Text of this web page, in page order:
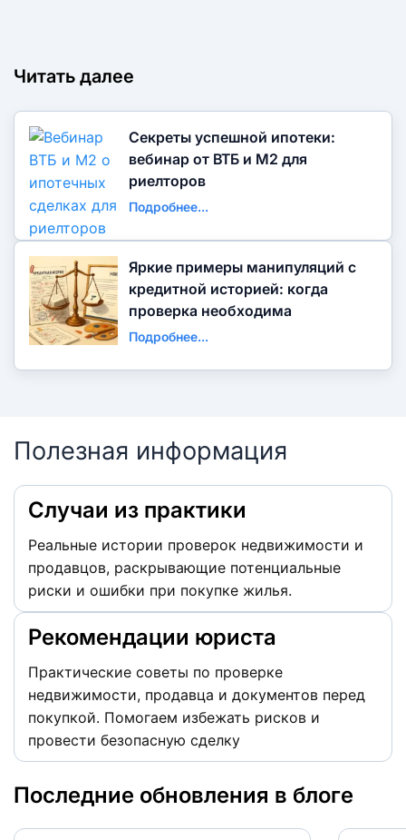
Читать далее
Секреты успешной ипотеки:
вебинар от ВТБ и М2 для
риелторов
Подробнее...
Яркие примеры манипуляций с
кредитной историей: когда
проверка необходима
Подробнее...
Полезная информация
Случаи из практики
Реальные истории проверок недвижимости и
продавцов, раскрывающие потенциальные
риски и ошибки при покупке жилья.
Рекомендации юриста
Практические советы по проверке
недвижимости, продавца и документов перед
покупкой. Помогаем избежать рисков и
провести безопасную сделку
Последние обновления в блоге